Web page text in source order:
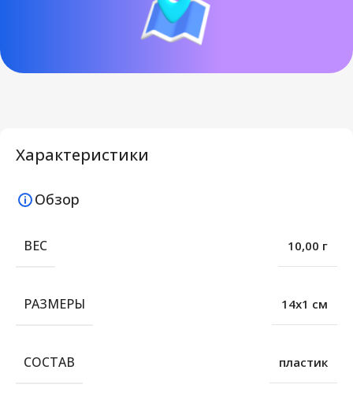
Характеристики
Обзор
ВЕС 10,00 г
РАЗМЕРЫ 14х1 см
СОСТАВ пластик